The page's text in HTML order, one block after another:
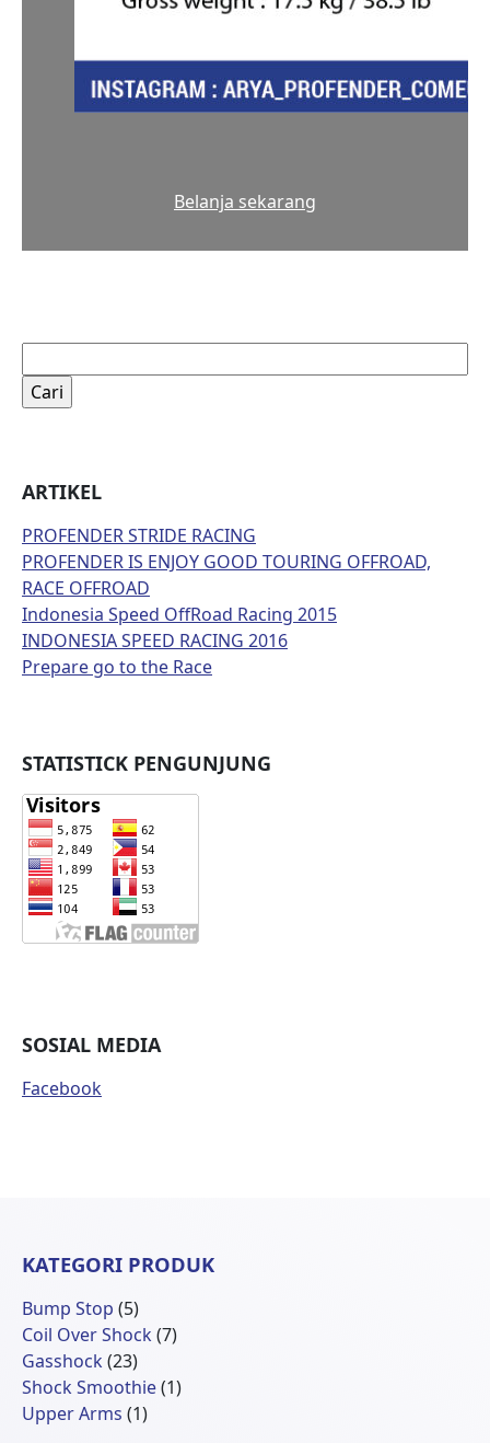
Belanja sekarang
untuk:
ARTIKEL
PROFENDER STRIDE RACING
PROFENDER IS ENJOY GOOD TOURING OFFROAD,
RACE OFFROAD
Indonesia Speed OffRoad Racing 2015
INDONESIA SPEED RACING 2016
Prepare go to the Race
STATISTICK PENGUNJUNG
SOSIAL MEDIA
Facebook
KATEGORI PRODUK
Bump Stop 55
Produk
Coil Over Shock 77
Gasshock 2323
Produk
Shock Smoothie 11
Upper Arms 11